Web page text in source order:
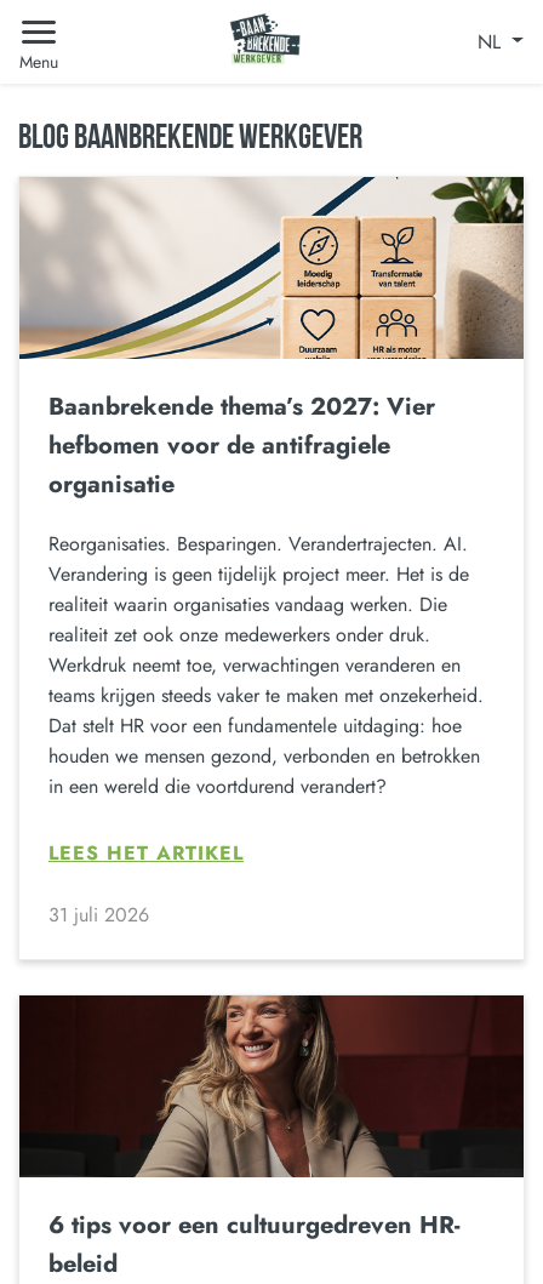
Menu
NL
BLOG BAANBREKENDE WERKGEVER
Baanbrekende thema’s 2027: Vier
hefbomen voor de antifragiele
organisatie
Reorganisaties. Besparingen. Verandertrajecten. AI.
Verandering is geen tijdelijk project meer. Het is de
realiteit waarin organisaties vandaag werken. Die
realiteit zet ook onze medewerkers onder druk.
Werkdruk neemt toe, verwachtingen veranderen en
teams krijgen steeds vaker te maken met onzekerheid.
Dat stelt HR voor een fundamentele uitdaging: hoe
houden we mensen gezond, verbonden en betrokken
in een wereld die voortdurend verandert?
LEES HET ARTIKEL
31 juli 2026
6 tips voor een cultuurgedreven HR-
beleid